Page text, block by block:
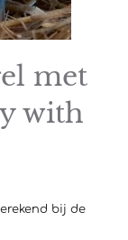
met
with
bij de